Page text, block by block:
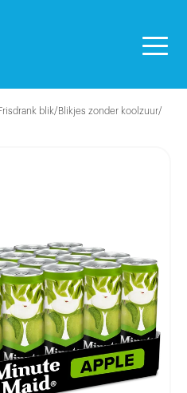
blik/Blikjes zonder koolzuur/